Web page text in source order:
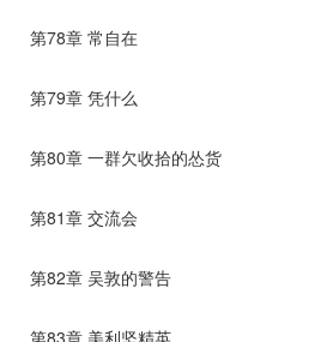
第78章 常自在
第79章 凭什么
第80章 一群欠收拾的怂货
第81章 交流会
第82章 吴敦的警告
第83章 美利坚精英